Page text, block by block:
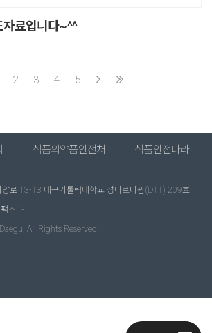
자료입니다~^^
2 3 4 5
식품의약품안전처 식품안전나라
양로 13-13 대구가톨릭대학교 성마르타관(D11) 209호
팩스 : -
All Rights Reserved.